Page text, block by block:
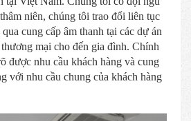
niên, chúng tôi trao đổi liên tục
cung cấp âm thanh tại các dự án
mại cho đến gia đình. Chính
được nhu cầu khách hàng và cung
với nhu cầu chung của khách hàng